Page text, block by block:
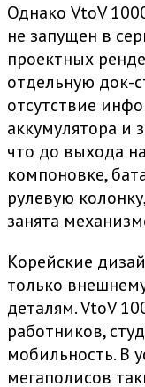
Однако VtoV
не запущен в
проектных
отдельную док-
отсутствие
аккумулятора и
что до выхода
компоновке,
рулевую
занята
Корейские
только
деталям. VtoV
работников,
мобильность. В
мегаполисов